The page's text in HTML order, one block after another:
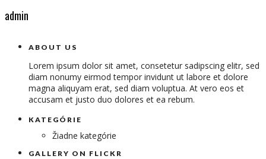
admin
ABOUT US
Lorem ipsum dolor sit amet, consetetur sadipscing elitr, sed
diam nonumy eirmod tempor invidunt ut labore et dolore
magna aliquyam erat, sed diam voluptua. At vero eos et
accusam et justo duo dolores et ea rebum.
KATEGÓRIE
Žiadne kategórie
GALLERY ON FLICKR